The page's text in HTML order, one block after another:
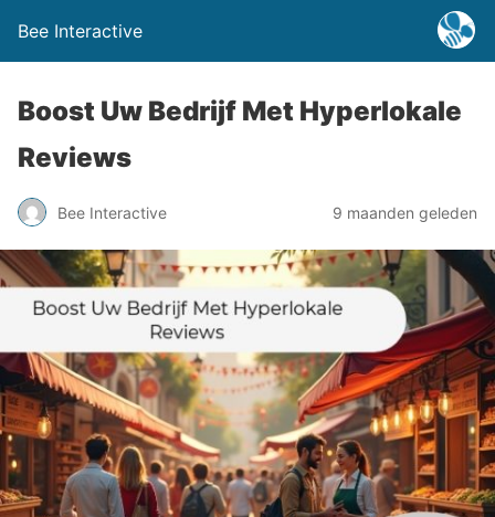
Bee Interactive
Boost Uw Bedrijf Met Hyperlokale
Reviews
Bee Interactive 9 maanden geleden